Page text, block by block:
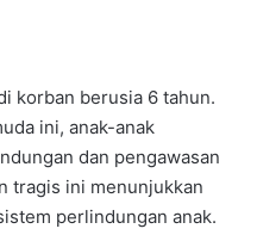
korban berusia 6 tahun.
ini, anak-anak
dan pengawasan
tragis ini menunjukkan
perlindungan anak.